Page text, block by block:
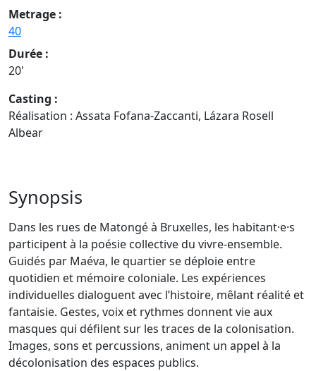
Metrage :
40
Durée :
20'
Casting :
Réalisation : Assata Fofana-Zaccanti, Lázara Rosell
Albear
Synopsis
Dans les rues de Matongé à Bruxelles, les habitant·e·s
participent à la poésie collective du vivre-ensemble.
Guidés par Maéva, le quartier se déploie entre
quotidien et mémoire coloniale. Les expériences
individuelles dialoguent avec l’histoire, mêlant réalité et
fantaisie. Gestes, voix et rythmes donnent vie aux
masques qui défilent sur les traces de la colonisation.
Images, sons et percussions, animent un appel à la
décolonisation des espaces publics.